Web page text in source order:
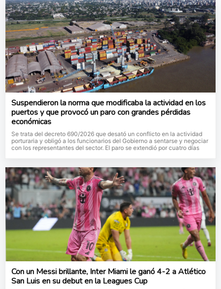
Suspendieron la norma que modificaba la actividad en los
puertos y que provocó un paro con grandes pérdidas
económicas
Se trata del decreto 690/2026 que desató un conflicto en la actividad
porturaria y obligó a los funcionarios del Gobierno a sentarse y negociar
con los representantes del sector. El paro se extendió por cuatro días
Con un Messi brillante, Inter Miami le ganó 4-2 a Atlético
San Luis en su debut en la Leagues Cup